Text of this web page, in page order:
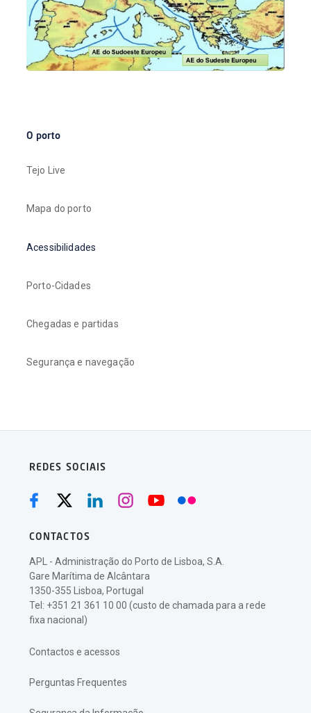
O porto
Tejo Live
Mapa do porto
Acessibilidades
Porto-Cidades
Chegadas e partidas
Segurança e navegação
REDES SOCIAIS
CONTACTOS
APL - Administração do Porto de Lisboa, S.A.
Gare Marítima de Alcântara
1350-355 Lisboa, Portugal
Tel: +351 21 361 10 00 (custo de chamada para a rede
fixa nacional)
Contactos e acessos
Perguntas Frequentes